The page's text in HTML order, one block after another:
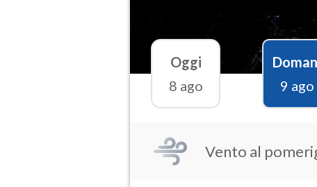
Oggi
8 ago
9 ago
Vento al